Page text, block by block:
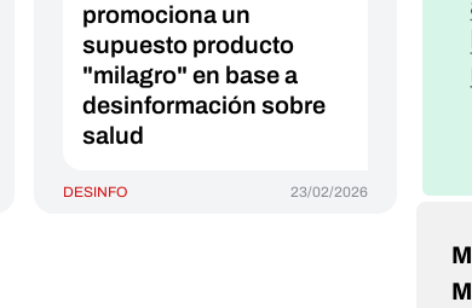
promociona un
supuesto producto
"milagro" en base a
desinformación sobre
salud
DESINFO 23/02/2026